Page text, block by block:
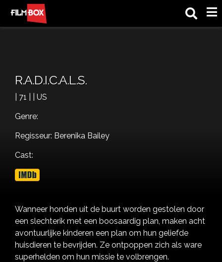
R.A.D.I.C.A.L.S.
| 71 | | US
Genre:
Regisseur: Berenika Bailey
Cast:
Wanneer honden uit de buurt worden gestolen door
een slechterik met een boosaardig plan, maken acht
avontuurlijke kinderen een plan om hun geliefde
huisdieren te bevrijden. Ze ontpoppen zich als ware
superhelden om hun missie te volbrengen.